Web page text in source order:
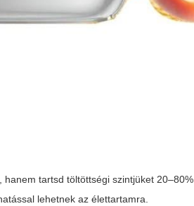
tartsd töltöttségi szintjüket
lehetnek az élettartamra.